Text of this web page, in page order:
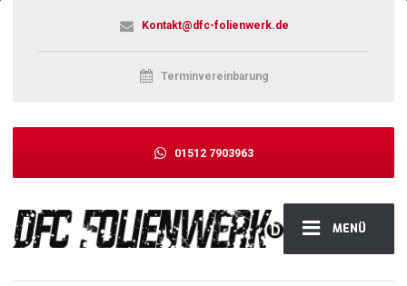
MENÜ
Kontakt@dfc-folienwerk.de
Terminvereinbarung
01512 7903963